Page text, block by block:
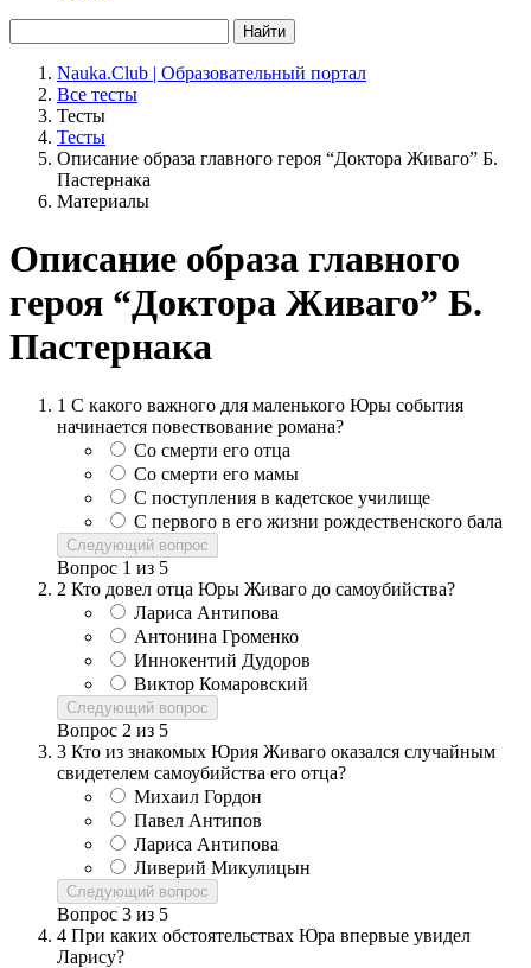
Найти
Nauka.Club | Образовательный портал
Все тесты
Тесты
Тесты
Описание образа главного героя “Доктора Живаго” Б.
Пастернака
Материалы
Описание образа главного
героя “Доктора Живаго” Б.
Пастернака
1 С какого важного для маленького Юры события
начинается повествование романа?
Со смерти его отца
Со смерти его мамы
С поступления в кадетское училище
С первого в его жизни рождественского бала
Следующий вопрос
Вопрос 1 из 5
2 Кто довел отца Юры Живаго до самоубийства?
Лариса Антипова
Антонина Громенко
Иннокентий Дудоров
Виктор Комаровский
Следующий вопрос
Вопрос 2 из 5
3 Кто из знакомых Юрия Живаго оказался случайным
свидетелем самоубийства его отца?
Михаил Гордон
Павел Антипов
Лариса Антипова
Ливерий Микулицын
Следующий вопрос
Вопрос 3 из 5
4 При каких обстоятельствах Юра впервые увидел
Ларису?